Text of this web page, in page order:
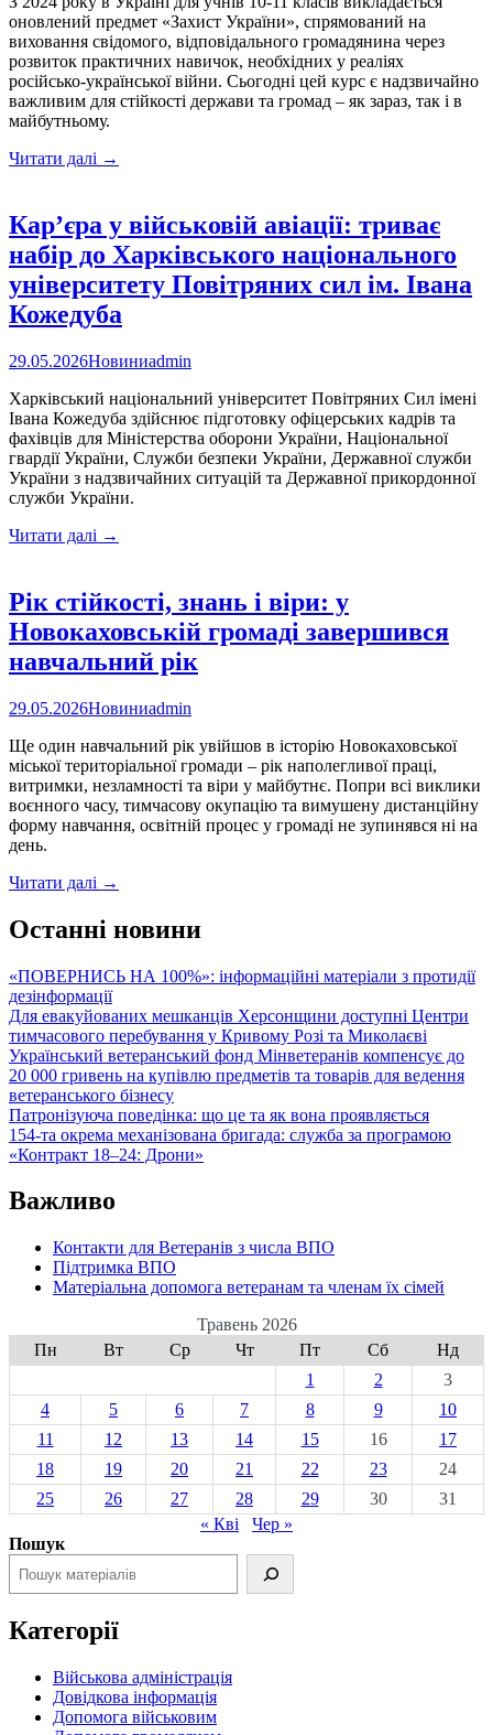
підходи
до
оплати
та
концентрації
допомоги
оновлений предмет «Захист України», спрямований на
виховання свідомого, відповідального громадянина через
розвиток практичних навичок, необхідних у реаліях
російсько-української війни. Сьогодні цей курс є надзвичайно
важливим для стійкості держави та громад – як зараз, так і в
майбутньому.
Читати далі Захист
знання,
що
рятують
та
формують
покоління
→
Кар’єра у військовій авіації: триває
набір до Харківського національного
університету Повітряних сил ім. Івана
Кожедуба
29.05.2026Новиниadmin
Харківський національний університет Повітряних Сил імені
Івана Кожедуба здійснює підготовку офіцерських кадрів та
фахівців для Міністерства оборони України, Національної
гвардії України, Служби безпеки України, Державної служби
України з надзвичайних ситуацій та Державної прикордонної
служби України.
Читати далі Кар’єра
авіації:
триває
набір
Харківського
університету
сил
ім.
Івана
Кожедуба
→
Рік стійкості, знань і віри: у
Новокаховській громаді завершився
навчальний рік
29.05.2026Новиниadmin
Ще один навчальний рік увійшов в історію Новокаховської
міської територіальної громади – рік наполегливої праці,
витримки, незламності та віри у майбутнє. Попри всі виклики
воєнного часу, тимчасову окупацію та вимушену дистанційну
форму навчання, освітній процес у громаді не зупинявся ні на
день.
Читати далі Рік
знань
і
у
Новокаховській
громаді
завершився
навчальний
рік
→
Останні новини
«ПОВЕРНИСЬ НА 100%»: інформаційні матеріали з протидії
дезінформації
Для евакуйованих мешканців Херсонщини доступні Центри
тимчасового перебування у Кривому Розі та Миколаєві
Український ветеранський фонд Мінветеранів компенсує до
20 000 гривень на купівлю предметів та товарів для ведення
ветеранського бізнесу
Патронізуюча поведінка: що це та як вона проявляється
154-та окрема механізована бригада: служба за програмою
«Контракт 18–24: Дрони»
Важливо
Контакти для Ветеранів з числа ВПО
Підтримка ВПО
Матеріальна допомога ветеранам та членам їх сімей
Травень 2026
Пн
Вт Ср Чт Пт Сб
Нд
1
2
3
4
5 6 7 8 9
10
11
12 13 14 15 16
17
18
19 20 21 22 23
24
25
26 27 28 29 30
31
« Кві
Чер »
Пошук
Категорії
Військова адміністрація
Довідкова інформація
Допомога військовим